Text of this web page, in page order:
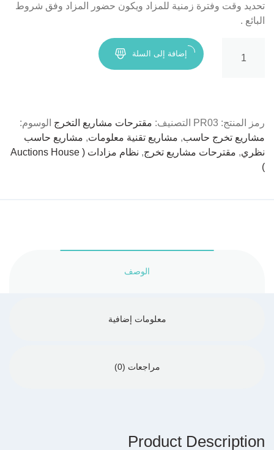
تحديد وقت وفترة زمنية للمزاد ويكون حضور المزاد وفق شروط
البائع .
House
إضافة إلى السلة
رمز المنتج: PR03 التصنيف: مقترحات مشاريع التخرج الوسوم:
مشاريع تخرج حاسب, مشاريع تقنية معلومات, مشاريع حاسب
نظري, مقترحات مشاريع تخرج,
نظام مزادات ( Auctions House
)
الوصف
معلومات إضافية
مراجعات (0)
Product Description